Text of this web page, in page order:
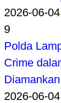
2026-06-04
9
Polda
Crime
Diamankan
2026-06-04